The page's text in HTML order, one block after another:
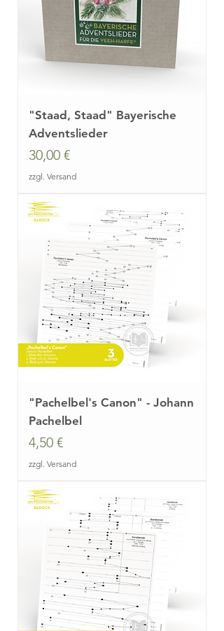
"Staad, Staad" Bayerische
Adventslieder
Preis
30,00 €
zzgl. Versand
"Pachelbel's Canon" - Johann
Pachelbel
Preis
4,50 €
zzgl. Versand